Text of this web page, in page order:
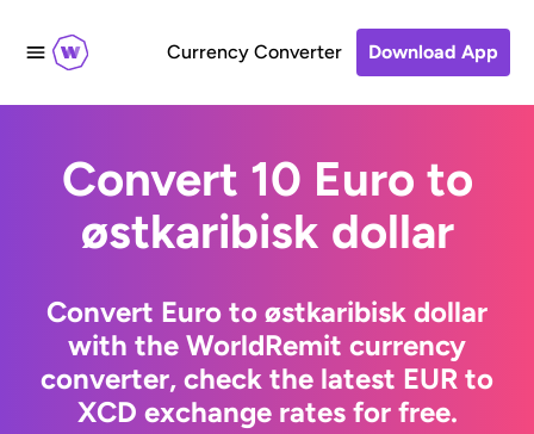
Currency Converter Download App
Convert 10 Euro to
østkaribisk dollar
Convert Euro to østkaribisk dollar
with the WorldRemit currency
converter, check the latest EUR to
XCD exchange rates for free.